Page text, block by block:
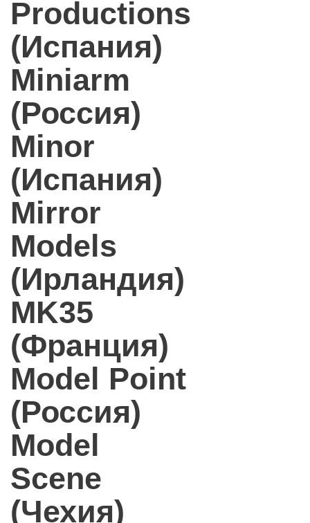
Productions
(Испания)
Miniarm
(Россия)
Minor
(Испания)
Mirror
Models
(Ирландия)
MK35
(Франция)
Model Point
(Россия)
Model
Scene
(Чехия)